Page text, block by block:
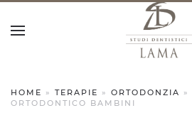
HOME » TERAPIE » ORTODONZIA »
ORTODONTICO BAMBINI